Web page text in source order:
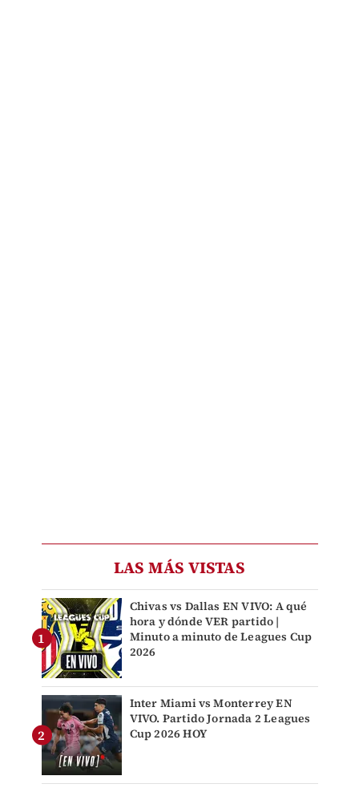
LAS MÁS VISTAS
Chivas vs Dallas EN VIVO: A qué
hora y dónde VER partido |
Minuto a minuto de Leagues Cup
2026
Inter Miami vs Monterrey EN
VIVO. Partido Jornada 2 Leagues
Cup 2026 HOY